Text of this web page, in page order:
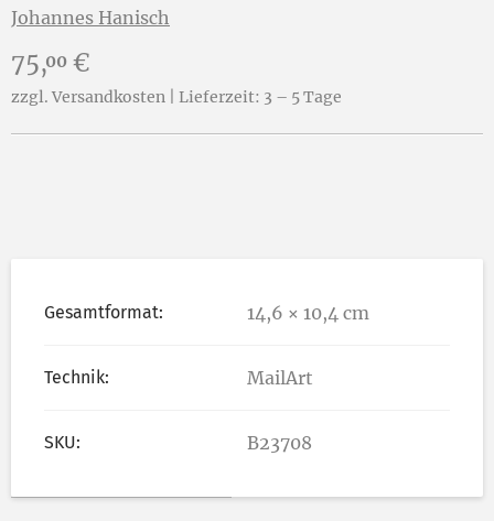
Johannes Hanisch
Preis:
75,00 €
zzgl. Versandkosten | Lieferzeit: 3 – 5 Tage
Gesamtformat: 14,6 × 10,4 cm
Technik: MailArt
SKU: B23708